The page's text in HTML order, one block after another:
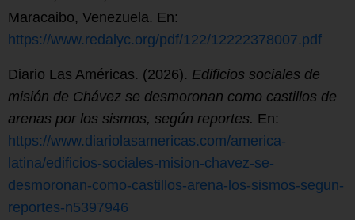
Maracaibo, Venezuela. En:
https://www.redalyc.org/pdf/122/12222378007.pdf
Diario Las Américas. (2026). Edificios sociales de
misión de Chávez se desmoronan como castillos de
arenas por los sismos, según reportes. En:
https://www.diariolasamericas.com/america-
latina/edificios-sociales-mision-chavez-se-
desmoronan-como-castillos-arena-los-sismos-segun-
reportes-n5397946